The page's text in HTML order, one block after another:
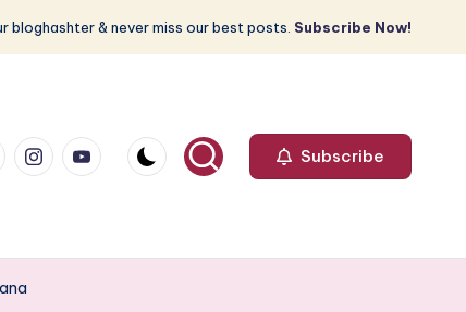
bloghashter & never miss our best posts. Subscribe Now!
instagram.com
youtube.com Subscribe